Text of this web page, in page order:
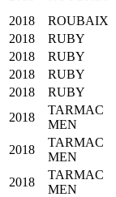
2018
ROUBAIX
2018
RUBY
2018
RUBY
2018
RUBY
2018
RUBY
2018
TARMAC
MEN
2018
TARMAC
MEN
2018
TARMAC
MEN